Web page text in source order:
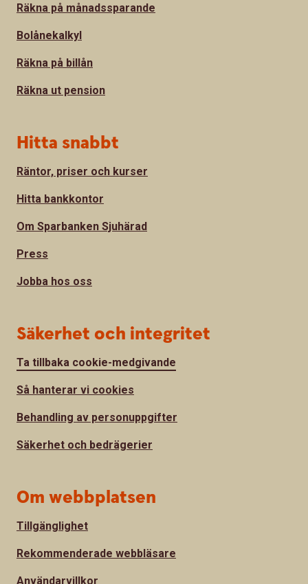
Räkna på månadssparande
Bolånekalkyl
Räkna på billån
Räkna ut pension
Hitta snabbt
Räntor, priser och kurser
Hitta bankkontor
Om Sparbanken Sjuhärad
Press
Jobba hos oss
Säkerhet och integritet
Ta tillbaka cookie-medgivande
Så hanterar vi cookies
Behandling av personuppgifter
Säkerhet och bedrägerier
Om webbplatsen
Tillgänglighet
Rekommenderade webbläsare
Användarvillkor